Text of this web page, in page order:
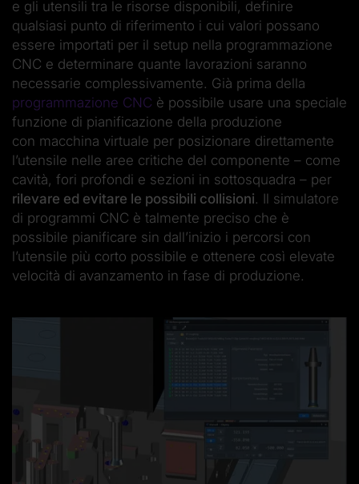
e gli utensili tra le risorse disponibili, definire
qualsiasi punto di riferimento i cui valori possano
essere importati per il setup nella programmazione
CNC e determinare quante lavorazioni saranno
necessarie complessivamente. Già prima della
programmazione CNC è possibile usare una speciale
funzione di pianificazione della produzione
con macchina virtuale per posizionare direttamente
l’utensile nelle aree critiche del componente – come
cavità, fori profondi e sezioni in sottosquadra – per
rilevare ed evitare le possibili collisioni. Il simulatore
di programmi CNC è talmente preciso che è
possibile pianificare sin dall’inizio i percorsi con
l’utensile più corto possibile e ottenere così elevate
velocità di avanzamento in fase di produzione.